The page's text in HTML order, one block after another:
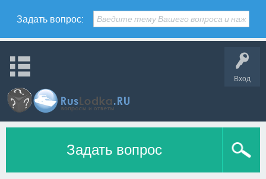
Задать вопрос:
Вход
Задать вопрос